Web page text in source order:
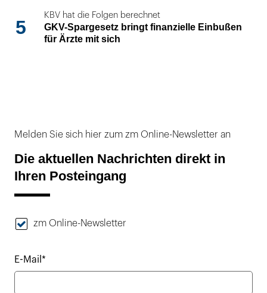
5
KBV hat die Folgen berechnet
GKV-Spargesetz bringt finanzielle Einbußen
für Ärzte mit sich
Melden Sie sich hier zum zm Online-Newsletter an
Die aktuellen Nachrichten direkt in
Ihren Posteingang
zm Online-Newsletter
E-Mail*